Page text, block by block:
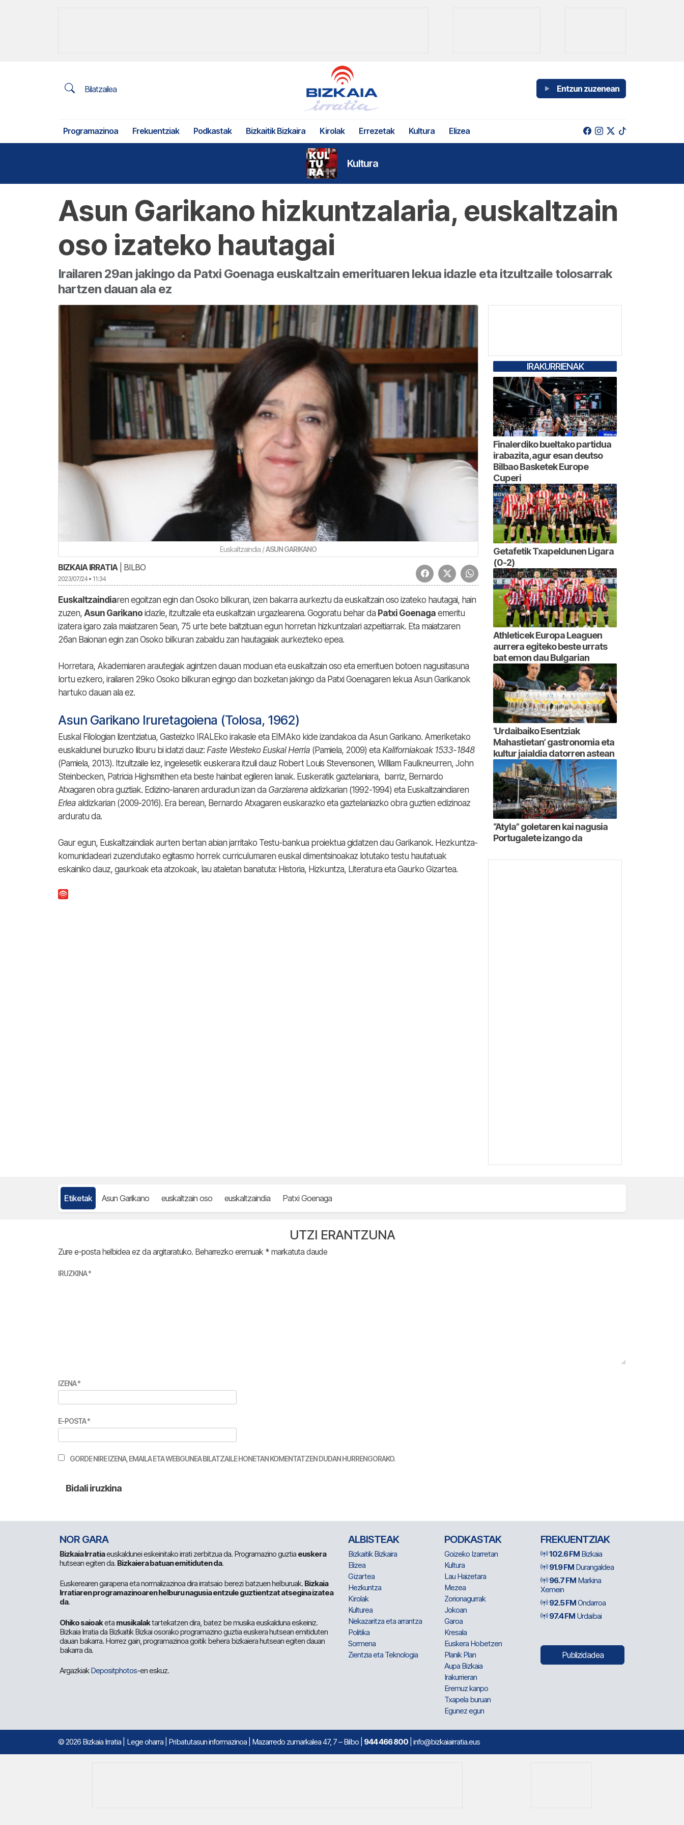
Bilatzailea Entzun zuzenean
Programazinoa Frekuentziak Podkastak Bizkaitik Bizkaira Kirolak Errezetak Kultura Elizea
Kultura
Asun Garikano hizkuntzalaria, euskaltzain
oso izateko hautagai
Irailaren 29an jakingo da Patxi Goenaga euskaltzain emerituaren lekua idazle eta itzultzaile tolosarrak
hartzen dauan ala ez
Euskaltzaindia /ASUN GARIKANO
BIZKAIA IRRATIA| BILBO
2023/07/24 • 11:34
Euskaltzaindiaren egoitzan egin dan Osoko bilkuran, izen bakarra aurkeztu da euskaltzain oso izateko hautagai, hain
zuzen, Asun Garikano idazle, itzultzaile eta euskaltzain urgazlearena. Gogoratu behar da Patxi Goenaga emeritu
izatera igaro zala maiatzaren 5ean, 75 urte bete baitzituan egun horretan hizkuntzalari azpeitiarrak. Eta maiatzaren
26an Baionan egin zan Osoko bilkuran zabaldu zan hautagaiak aurkezteko epea.
Horretara, Akademiaren arautegiak agintzen dauan moduan eta euskaltzain oso eta emerituen botoen nagusitasuna
lortu ezkero, irailaren 29ko Osoko bilkuran egingo dan bozketan jakingo da Patxi Goenagaren lekua Asun Garikanok
hartuko dauan ala ez.
Asun Garikano Iruretagoiena (Tolosa, 1962)
Euskal Filologian lizentziatua, Gasteizko IRALEko irakasle eta EIMAko kide izandakoa da Asun Garikano. Ameriketako
euskaldunei buruzko liburu bi idatzi dauz: Faste Westeko Euskal Herria (Pamiela, 2009) eta Kaliforniakoak 1533-1848
(Pamiela, 2013). Itzultzaile lez, ingelesetik euskerara itzuli dauz Robert Louis Stevensonen, William Faulkneurren, John
Steinbecken, Patricia Highsmithen eta beste hainbat egileren lanak. Euskeratik gaztelaniara, barriz, Bernardo
Atxagaren obra guztiak. Edizino-lanaren arduradun izan da Garziarena aldizkarian (1992-1994) eta Euskaltzaindiaren
Erlea aldizkarian (2009-2016). Era berean, Bernardo Atxagaren euskarazko eta gaztelaniazko obra guztien edizinoaz
arduratu da.
Gaur egun, Euskaltzaindiak aurten bertan abian jarritako Testu-bankua proiektua gidatzen dau Garikanok. Hezkuntza-
komunidadeari zuzendutako egitasmo horrek curriculumaren euskal dimentsinoakaz lotutako testu hautatuak
eskainiko dauz, gaurkoak eta atzokoak, lau ataletan banatuta: Historia, Hizkuntza, Literatura eta Gaurko Gizartea.
IRAKURRIENAK
Finalerdiko bueltako partidua
irabazita, agur esan deutso
Bilbao Basketek Europe
Cuperi
Getafetik Txapeldunen Ligara
(0-2)
Athleticek Europa Leaguen
aurrera egiteko beste urrats
bat emon dau Bulgarian
‘Urdaibaiko Esentziak
Mahastietan’ gastronomia eta
kultur jaialdia datorren astean
“Atyla” goletaren kai nagusia
Portugalete izango da
Etiketak Asun Garikano euskaltzain oso euskaltzaindia Patxi Goenaga
UTZI ERANTZUNA
Zure e-posta helbidea ez da argitaratuko. Beharrezko eremuak * markatuta daude
IRUZKINA*
IZENA*
E-POSTA*
GORDE NIRE IZENA, EMAILA ETA WEBGUNEA BILATZAILE HONETAN KOMENTATZEN DUDAN HURRENGORAKO.
NOR GARA
Bizkaia Irratiaeuskaldunei eskeinitako irrati zerbitzua da. Programazino guztia euskera
hutsean egiten da. Bizkaiera batuan emitiduten da.
Euskerearen garapena eta normalizazinoa dira irratsaio berezi batzuen helburuak. Bizkaia
Irratiaren programazinoaren helburu nagusia entzule guztientzat atsegina izatea
da.
Ohiko saioaketa musikalaktartekatzen dira, batez be musika euskalduna eskeiniz.
Bizkaia Irratia da Bizkaitik Bizkai osorako programazino guztia euskera hutsean emitiduten
dauan bakarra. Horrez gain, programazinoa goitik behera bizkaiera hutsean egiten dauan
bakarra da.
ArgazkiakDepositphotos-en eskuz.
ALBISTEAK
Bizkaitik Bizkaira
Elizea
Gizartea
Hezkuntza
Kirolak
Kulturea
Nekazaritza eta arrantza
Politika
Sormena
Zientzia eta Teknologia
PODKASTAK
Goizeko Izarretan
Kultura
Lau Haizetara
Mezea
Zorionagurrak
Jokoan
Garoa
Kresala
Euskera Hobetzen
Planik Plan
Aupa Bizkaia
Irakurrieran
Eremuz kanpo
Txapela buruan
Egunez egun
FREKUENTZIAK
102.6 FM Bizkaia
91.9 FM Durangaldea
96.7 FM Markina
Xemein
92.5 FMOndarroa
97.4 FM Urdaibai
Publizidadea
© 2026 Bizkaia Irratia Lege oharra Pribatutasun informazinoa | Mazarredo zumarkalea 47, 7 – Bilbo | 944 466 800 | info@bizkaiairratia.eus